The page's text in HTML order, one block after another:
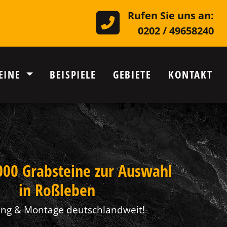
Rufen Sie uns an:
0202 / 49658240
BEISPIELE GEBIETE KONTAKT